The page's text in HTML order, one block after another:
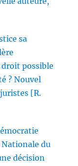
sa
possible
? Nouvel
[R.
du
décision